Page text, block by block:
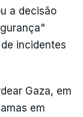
a decisão
incidentes
Gaza, em
em